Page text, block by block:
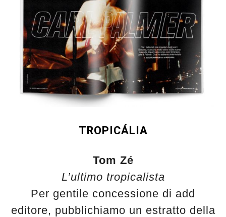
TROPICÁLIA
Tom Zé
L’ultimo tropicalista
Per gentile concessione di add
editore, pubblichiamo un estratto della